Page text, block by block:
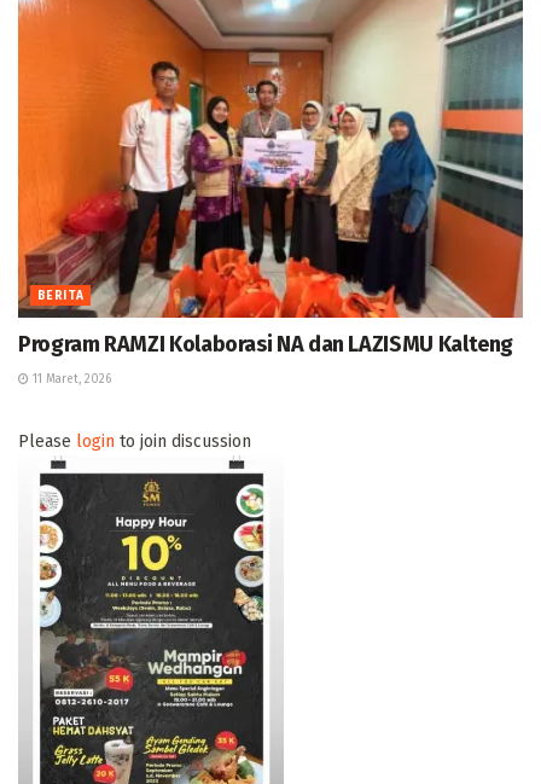
BERITA
Program RAMZI Kolaborasi NA dan LAZISMU Kalteng
11 Maret, 2026
Please login to join discussion